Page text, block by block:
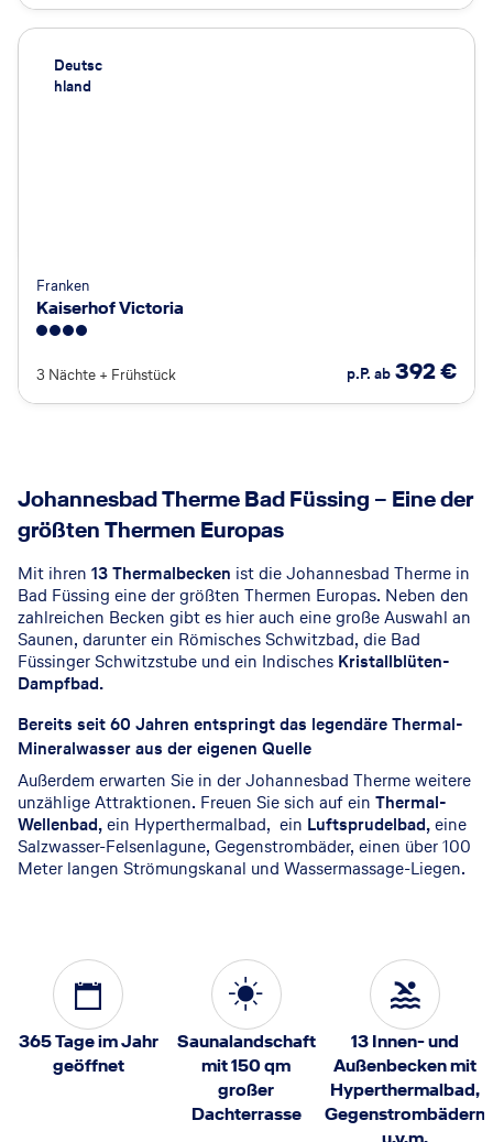
Deutsc
hland
Franken
Kaiserhof Victoria
3 Nächte + Frühstück p.P. ab 392€
Johannesbad Therme Bad Füssing – Eine der
größten Thermen Europas
Mit ihren 13 Thermalbecken ist die Johannesbad Therme in
Bad Füssing eine der größten Thermen Europas. Neben den
zahlreichen Becken gibt es hier auch eine große Auswahl an
Saunen, darunter ein Römisches Schwitzbad, die Bad
Füssinger Schwitzstube und ein Indisches Kristallblüten-
Dampfbad.
Bereits seit 60 Jahren entspringt das legendäre Thermal-
Mineralwasser aus der eigenen Quelle
Außerdem erwarten Sie in der Johannesbad Therme weitere
unzählige Attraktionen. Freuen Sie sich auf ein Thermal-
Wellenbad,ein Hyperthermalbad, ein Luftsprudelbad,eine
Salzwasser-Felsenlagune, Gegenstrombäder, einen über 100
Meter langen Strömungskanal und Wassermassage-Liegen.
365 Tage im Jahr
geöffnet
Saunalandschaft
mit 150 qm
großer
Dachterrasse
13 Innen- und
Außenbecken mit
Hyperthermalbad,
Gegenstrombädern